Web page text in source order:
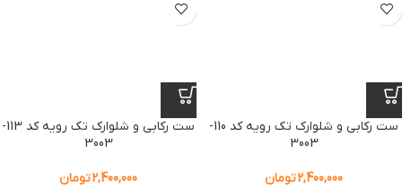
ست رکابی و شلوارک تک رویه کد 110-
3003
2,400,000تومان
ست رکابی و شلوارک تک رویه کد 113-
3003
2,400,000تومان